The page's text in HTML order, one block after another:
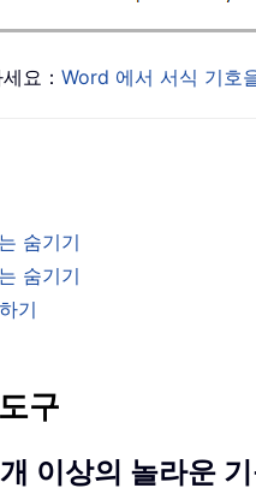
요： Word 에서 서식 기호
숨기기
숨기기
기
구
이상의 놀라운